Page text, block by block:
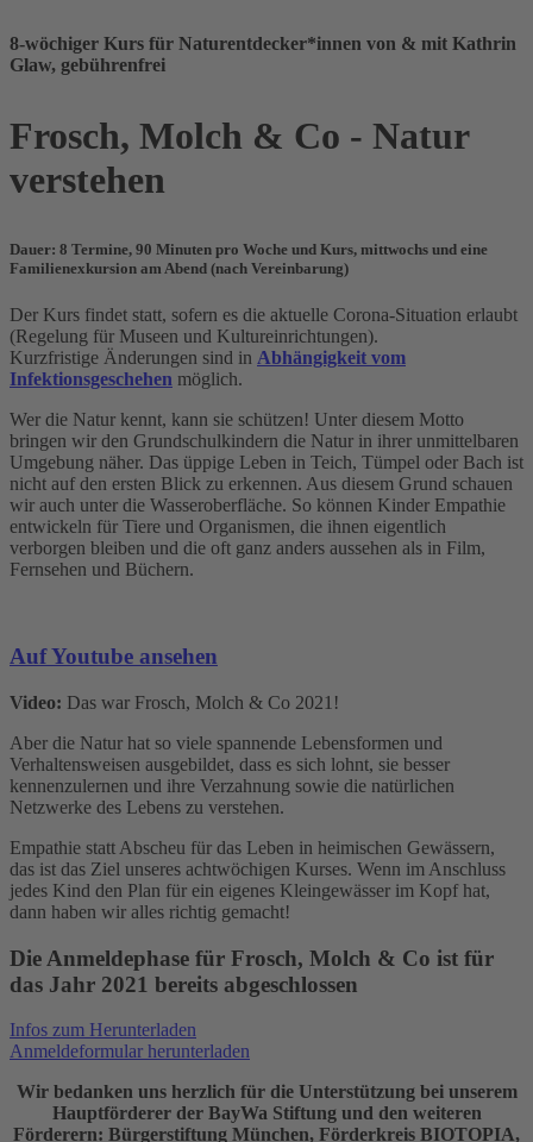
8-wöchiger Kurs für Naturentdecker*innen von & mit Kathrin
Glaw, gebührenfrei
Frosch, Molch & Co - Natur
verstehen
Dauer: 8 Termine, 90 Minuten pro Woche und Kurs, mittwochs und eine
Familienexkursion am Abend (nach Vereinbarung)
Der Kurs findet statt, sofern es die aktuelle Corona-Situation erlaubt
(Regelung für Museen und Kultureinrichtungen).
Kurzfristige Änderungen sind in Abhängigkeit vom
Infektionsgeschehen möglich.
Wer die Natur kennt, kann sie schützen! Unter diesem Motto
bringen wir den Grundschulkindern die Natur in ihrer unmittelbaren
Umgebung näher. Das üppige Leben in Teich, Tümpel oder Bach ist
nicht auf den ersten Blick zu erkennen. Aus diesem Grund schauen
wir auch unter die Wasseroberfläche. So können Kinder Empathie
entwickeln für Tiere und Organismen, die ihnen eigentlich
verborgen bleiben und die oft ganz anders aussehen als in Film,
Fernsehen und Büchern.
Auf Youtube ansehen
Video: Das war Frosch, Molch & Co 2021!
Aber die Natur hat so viele spannende Lebensformen und
Verhaltensweisen ausgebildet, dass es sich lohnt, sie besser
kennenzulernen und ihre Verzahnung sowie die natürlichen
Netzwerke des Lebens zu verstehen.
Empathie statt Abscheu für das Leben in heimischen Gewässern,
das ist das Ziel unseres achtwöchigen Kurses. Wenn im Anschluss
jedes Kind den Plan für ein eigenes Kleingewässer im Kopf hat,
dann haben wir alles richtig gemacht!
Die Anmeldephase für Frosch, Molch & Co ist für
das Jahr 2021 bereits abgeschlossen
Infos zum Herunterladen
Anmeldeformular herunterladen
Wir bedanken uns herzlich für die Unterstützung bei unserem
Hauptförderer der BayWa Stiftung und den weiteren
Förderern: Bürgerstiftung München, Förderkreis BIOTOPIA,